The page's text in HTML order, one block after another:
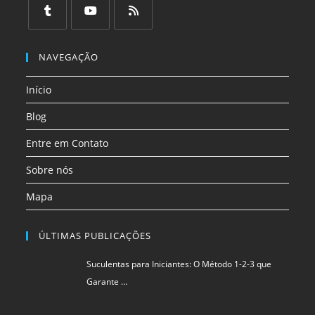
uma
aba
em
uma
aba
uma
em
nova
aba
em
aba
aba
NAVEGAÇÃO
Início
Blog
Entre em Contato
Sobre nós
Mapa
ÚLTIMAS PUBLICAÇÕES
Suculentas para Iniciantes: O Método 1-2-3 que
Garante …